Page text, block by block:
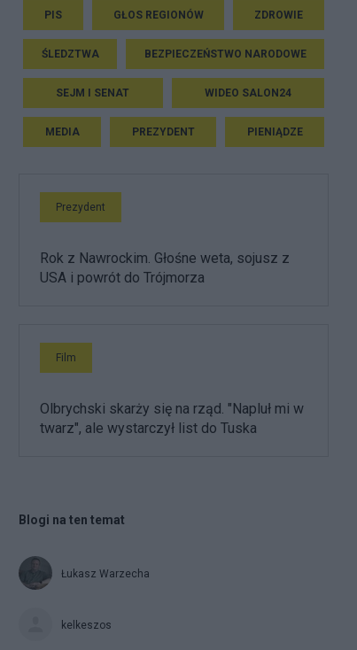
PIS GŁOS REGIONÓW ZDROWIE
ŚLEDZTWA BEZPIECZEŃSTWO NARODOWE
SEJM I SENAT WIDEO SALON24
MEDIA PREZYDENT PIENIĄDZE
Prezydent
Rok z Nawrockim. Głośne weta, sojusz z
USA i powrót do Trójmorza
Film
Olbrychski skarży się na rząd. "Napluł mi w
twarz", ale wystarczył list do Tuska
Blogi na ten temat
Łukasz Warzecha
kelkeszos